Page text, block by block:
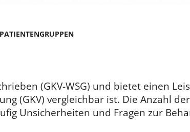
(GKV-WSG) und bietet einen
(GKV) vergleichbar ist. Die Anzahl
Unsicherheiten und Fragen zur